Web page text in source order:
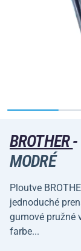
BROTHER-
MODRÉ
Ploutve
jednoduché
gumové pružné
farbe...